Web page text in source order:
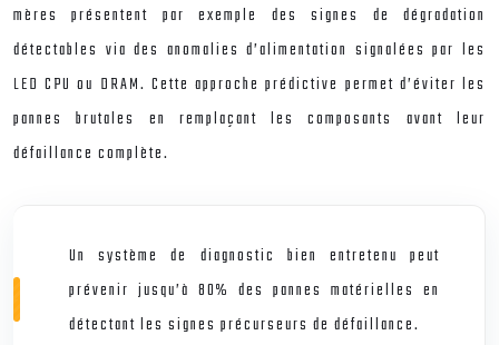
mères présentent par exemple des signes de dégradation
détectables via des anomalies d’alimentation signalées par les
LED CPU ou DRAM. Cette approche prédictive permet d’éviter les
pannes brutales en remplaçant les composants avant leur
défaillance complète.
Un système de diagnostic bien entretenu peut
prévenir jusqu’à 80% des pannes matérielles en
détectant les signes précurseurs de défaillance.